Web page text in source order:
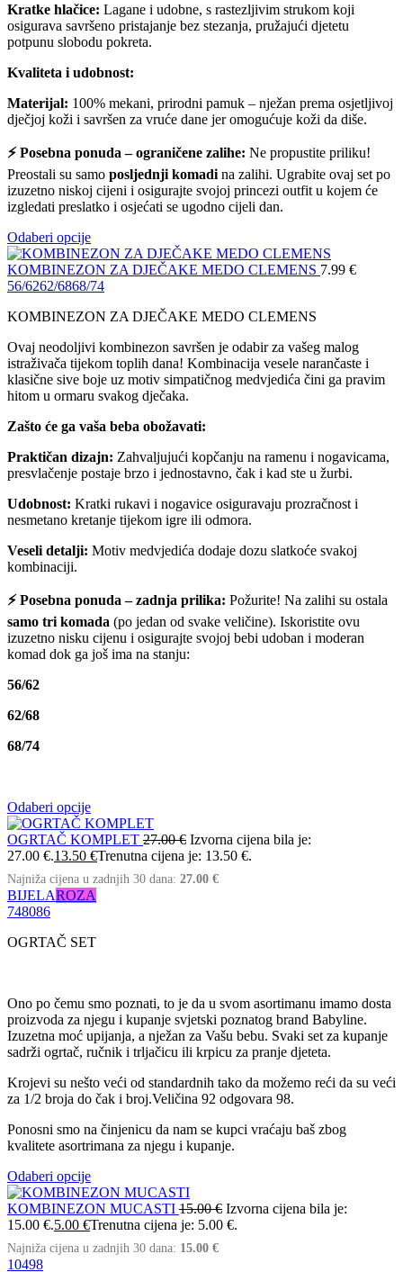
Kratke hlačice: Lagane i udobne, s rastezljivim strukom koji
osigurava savršeno pristajanje bez stezanja, pružajući djetetu
potpunu slobodu pokreta.
Kvaliteta i udobnost:
Materijal: 100% mekani, prirodni pamuk – nježan prema osjetljivoj
dječjoj koži i savršen za vruće dane jer omogućuje koži da diše.
⚡ Posebna ponuda – ograničene zalihe: Ne propustite priliku!
Preostali su samo posljednji komadi na zalihi. Ugrabite ovaj set po
izuzetno niskoj cijeni i osigurajte svojoj princezi outfit u kojem će
izgledati preslatko i osjećati se ugodno cijeli dan.
Odaberi opcije
KOMBINEZON ZA DJEČAKE MEDO CLEMENS 7.99 €
56/6262/6868/74
KOMBINEZON ZA DJEČAKE MEDO CLEMENS
Ovaj neodoljivi kombinezon savršen je odabir za vašeg malog
istraživača tijekom toplih dana! Kombinacija vesele narančaste i
klasične sive boje uz motiv simpatičnog medvjedića čini ga pravim
hitom u ormaru svakog dječaka.
Zašto će ga vaša beba obožavati:
Praktičan dizajn: Zahvaljujući kopčanju na ramenu i nogavicama,
presvlačenje postaje brzo i jednostavno, čak i kad ste u žurbi.
Udobnost: Kratki rukavi i nogavice osiguravaju prozračnost i
nesmetano kretanje tijekom igre ili odmora.
Veseli detalji: Motiv medvjedića dodaje dozu slatkoće svakoj
kombinaciji.
⚡ Posebna ponuda – zadnja prilika: Požurite! Na zalihi su ostala
samo tri komada (po jedan od svake veličine). Iskoristite ovu
izuzetno nisku cijenu i osigurajte svojoj bebi udoban i moderan
komad dok ga još ima na stanju:
56/62
62/68
68/74
Odaberi opcije
OGRTAČ KOMPLET 27.00€ Izvorna cijena bila je:
27.00 €.13.50 €Trenutna cijena je: 13.50 €.
Najniža cijena u zadnjih 30 dana: 27.00 €
BIJELAROZA
748086
OGRTAČ SET
Ono po čemu smo poznati, to je da u svom asortimanu imamo dosta
proizvoda za njegu i kupanje svjetski poznatog brand Babyline.
Izuzetna moć upijanja, a nježan za Vašu bebu. Svaki set za kupanje
sadrži ogrtač, ručnik i trljačicu ili krpicu za pranje djeteta.
Krojevi su nešto veći od standardnih tako da možemo reći da su veći
za 1/2 broja do čak i broj.Veličina 92 odgovara 98.
Ponosni smo na činjenicu da nam se kupci vraćaju baš zbog
kvalitete asortrimana za njegu i kupanje.
Odaberi opcije
KOMBINEZON MUCASTI 15.00€ Izvorna cijena bila je:
15.00 €.5.00 €Trenutna cijena je: 5.00 €.
Najniža cijena u zadnjih 30 dana: 15.00 €
10498